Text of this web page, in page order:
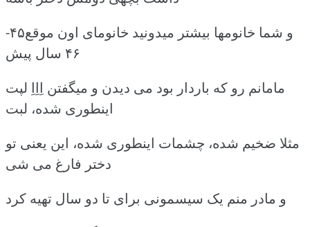
و شما خانومها بیشتر میدونید خانومای اون موقع۴۵-
۴۶ سال پیش
مامانم رو که باردار بود می دیدن و میگفتن اِاِاِ لپت
اینطوری شده، لبت
مثلا ضخیم شده، چشمات اینطوری شده، این یعنی تو
دختر فارغ می شی
و مادر منم یک سیسمونی برای تا دو سال تهیه کرد